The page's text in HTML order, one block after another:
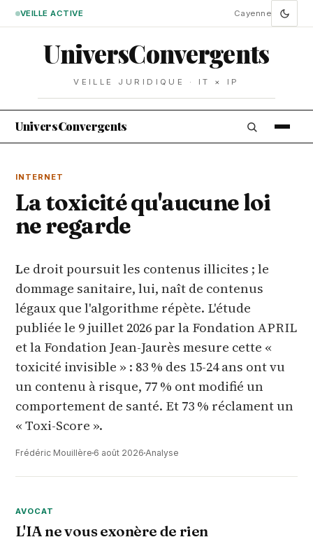
VEILLE ACTIVE Cayenne
UniversConvergents
VEILLE JURIDIQUE · IT × IP
UniversConvergents
Autres analyses à la une
AVOCAT
L'IA ne vous exonère de rien
INTERNET
La toxicité qu'aucune loi
ne regarde
Le droit poursuit les contenus illicites ; le
dommage sanitaire, lui, naît de contenus
légaux que l'algorithme répète. L'étude
publiée le 9 juillet 2026 par la Fondation APRIL
et la Fondation Jean-Jaurès mesure cette «
toxicité invisible » : 83 % des 15-24 ans ont vu
un contenu à risque, 77 % ont modifié un
comportement de santé. Et 73 % réclament un
« Toxi-Score ».
Frédéric Mouillère 6 août 2026 Analyse